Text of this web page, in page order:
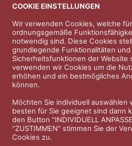
Anzeigen
Entdecken Sie die hochwertigen
Nahrungsergänungsprodukte der
Jahn & Partner
Versicherungen und
Professioneller Rundumschutz
Impressum
Datenschutzerklärung
COOKIE EINSTELLUNGEN
Wir verwenden Cookies, welche
ordnungsgemäße
notwendig sind. Diese Cookies
grundlegende Funktionalitäten und
Sicherheitsfunktionen der Website
verwenden wir Cookies um die
erhöhen und ein bestmögliches
können.
Möchten Sie individuell auswählen
besten für Sie geeignet sind dann
den Button "INDIVIDUELL
"ZUSTIMMEN" stimmen Sie der
Cookies zu.